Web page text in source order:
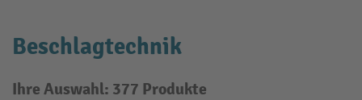
Beschlagtechnik
Ihre Auswahl: 377 Produkte